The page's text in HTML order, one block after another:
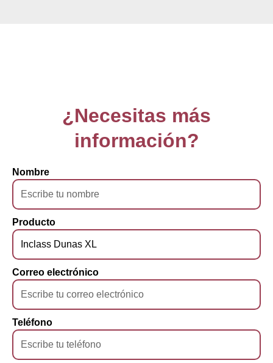
¿Necesitas más
información?
Nombre
Producto
Correo electrónico
Teléfono